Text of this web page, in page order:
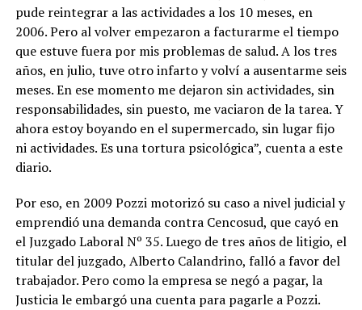
pude reintegrar a las actividades a los 10 meses, en
2006. Pero al volver empezaron a facturarme el tiempo
que estuve fuera por mis problemas de salud. A los tres
años, en julio, tuve otro infarto y volví a ausentarme seis
meses. En ese momento me dejaron sin actividades, sin
responsabilidades, sin puesto, me vaciaron de la tarea. Y
ahora estoy boyando en el supermercado, sin lugar fijo
ni actividades. Es una tortura psicológica”, cuenta a este
diario.
Por eso, en 2009 Pozzi motorizó su caso a nivel judicial y
emprendió una demanda contra Cencosud, que cayó en
el Juzgado Laboral Nº 35. Luego de tres años de litigio, el
titular del juzgado, Alberto Calandrino, falló a favor del
trabajador. Pero como la empresa se negó a pagar, la
Justicia le embargó una cuenta para pagarle a Pozzi.